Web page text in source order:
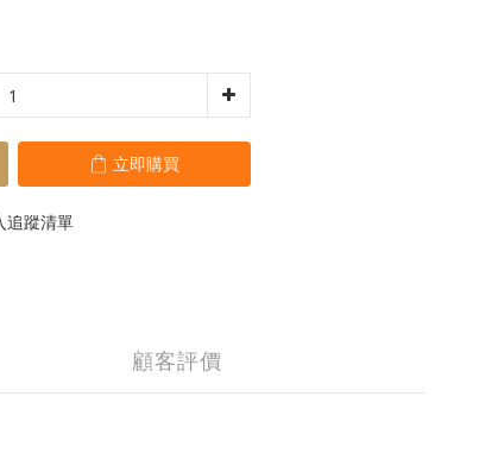
立即購買
追蹤清單
顧客評價